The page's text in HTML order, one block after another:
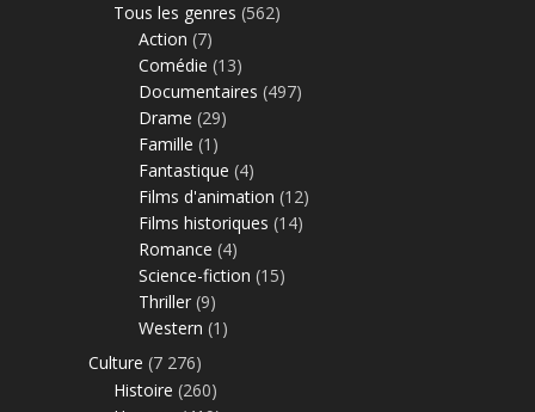
Tous les genres (562)
Action (7)
Comédie (13)
Documentaires (497)
Drame (29)
Famille (1)
Fantastique (4)
Films d'animation (12)
Films historiques (14)
Romance (4)
Science-fiction (15)
Thriller (9)
Western (1)
Culture (7 276)
Histoire (260)